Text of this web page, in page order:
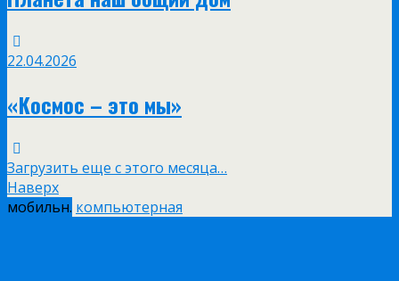
22.04.2026
«Космос – это мы»
Загрузить еще с этого месяца…
Наверх
мобильн. компьютерная